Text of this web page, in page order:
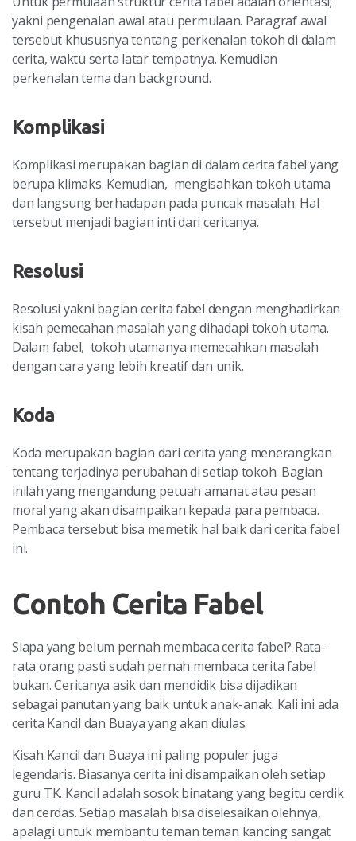
yakni pengenalan awal atau permulaan. Paragraf awal
tersebut khususnya tentang perkenalan tokoh di dalam
cerita, waktu serta latar tempatnya. Kemudian
perkenalan tema dan background.
Komplikasi
Komplikasi merupakan bagian di dalam cerita fabel yang
berupa klimaks. Kemudian, mengisahkan tokoh utama
dan langsung berhadapan pada puncak masalah. Hal
tersebut menjadi bagian inti dari ceritanya.
Resolusi
Resolusi yakni bagian cerita fabel dengan menghadirkan
kisah pemecahan masalah yang dihadapi tokoh utama.
Dalam fabel, tokoh utamanya memecahkan masalah
dengan cara yang lebih kreatif dan unik.
Koda
Koda merupakan bagian dari cerita yang menerangkan
tentang terjadinya perubahan di setiap tokoh. Bagian
inilah yang mengandung petuah amanat atau pesan
moral yang akan disampaikan kepada para pembaca.
Pembaca tersebut bisa memetik hal baik dari cerita fabel
ini.
Contoh Cerita Fabel
Siapa yang belum pernah membaca cerita fabel? Rata-
rata orang pasti sudah pernah membaca cerita fabel
bukan. Ceritanya asik dan mendidik bisa dijadikan
sebagai panutan yang baik untuk anak-anak. Kali ini ada
cerita Kancil dan Buaya yang akan diulas.
Kisah Kancil dan Buaya ini paling populer juga
legendaris. Biasanya cerita ini disampaikan oleh setiap
guru TK. Kancil adalah sosok binatang yang begitu cerdik
dan cerdas. Setiap masalah bisa diselesaikan olehnya,
apalagi untuk membantu teman teman kancing sangat